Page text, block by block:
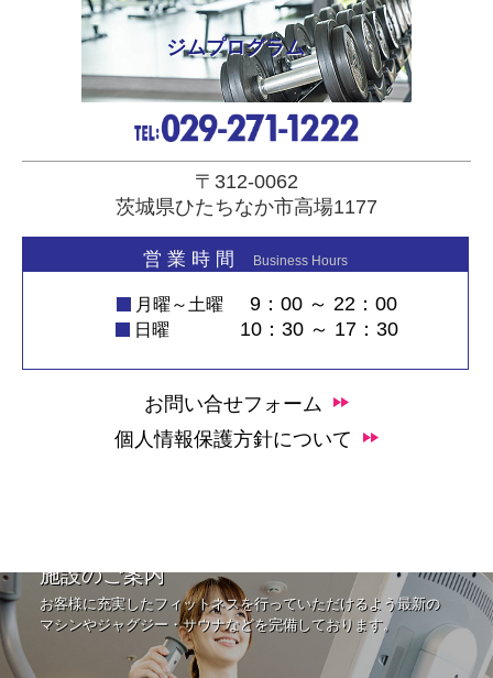
ジムプログラム
〒312-0062
茨城県ひたちなか市高場1177
営 業 時 間 Business Hours
月曜～土曜 9：00 ～ 22：00
日曜 10：30 ～ 17：30
お問い合せフォーム
個人情報保護方針について
施設のご案内
お客様に充実したフィットネスを行っていただけるよう最新の
マシンやジャグジー・サウナなどを完備しております。